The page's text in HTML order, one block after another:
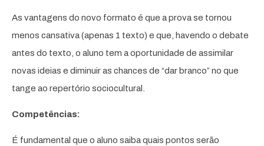
As vantagens do novo formato é que a prova se tornou
menos cansativa (apenas 1 texto) e que, havendo o debate
antes do texto, o aluno tem a oportunidade de assimilar
novas ideias e diminuir as chances de “dar branco” no que
tange ao repertório sociocultural.
Competências:
É fundamental que o aluno saiba quais pontos serão